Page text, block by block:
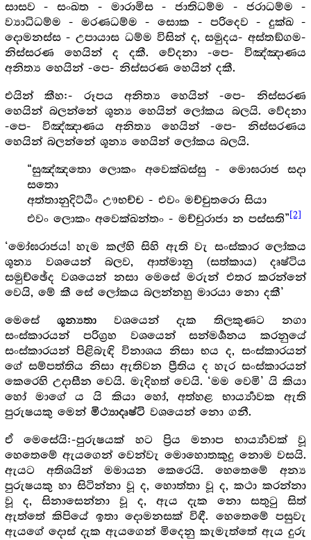
සාසව - සංඛත - මාරාමිස - ජාතිධම්ම - ජරාධම්ම -
ව්‍යාධිධම්ම - මරණධම්ම - සොක - පරිදෙව - දුක්ඛ -
දොමනස්ස - උපායාස ධම්ම විසින් ද, සමුදය- අස්තඞ්ගම-
නිස්සරණ හෙයින් ද දකී. වේදනා -පෙ- විඤ්ඤාණය
අනිත්‍ය හෙයින් -පෙ- නිස්සරණ හෙයින් දකී.
එයින් කීහ:- රූපය අනිත්‍ය හෙයින් -පෙ- නිස්සරණ
හෙයින් බලන්නේ ශූන්‍ය හෙයින් ලෝකය බලයි. වේදනා
-පෙ- විඤ්ඤාණය අනිත්‍ය හෙයින් -පෙ- නිස්සරණය
හෙයින් බලන්නේ ශූන්‍ය හෙයින් ලෝකය බලයි.
“සුඤ්ඤතො ලොකං අවෙක්ඛස්සු - මොඝරාජ සදා
සතො
අත්තානුදිට්ඨිං ඌභච්ච - එවං මච්චුතරො සියා
එවං ලොකං අවෙක්ඛන්තං - මච්චුරාජා න පස්සති”[2]
‘මෝඝරාජය! හැම කල්හි සිහි ඇති වැ සංස්කාර ලෝකය
ශූන්‍ය වශයෙන් බලව, ආත්මානු (සත්කාය) දෘෂ්ටිය
සමුච්ඡේද වශයෙන් නසා මෙසේ මරුන් එතර කරන්නේ
වෙයි, මේ කී සේ ලෝකය බලන්නහු මාරයා නො දකී’
මෙසේ ශූන්‍යතාවශයෙන් දැක තිලකුණට නගා
සංස්කාරයන් පරිග්‍ර‍හ වශයෙන් සන්මර්‍ශනය කරනුයේ
සංස්කාරයන් පිළිබැඳි විනාශය නිසා භය ද, සංස්කාරයන්
ගේ සම්පත්තිය නිසා ඇතිවන ප්‍රීතිය ද හැර සංස්කාරයන්
කෙරෙහි උදාසීන වෙයි. මැදිහත් වෙයි. ‘මම වෙමි’ යි කියා
හෝ මාගේ ය යි කියා හෝ, අත්හළ භාර්‍ය්‍යාවක ඇති
පුරුෂයකු මෙන් මිථ්‍යාදෘෂ්ටි වශයෙන් නො ගනී.
ඒ මෙසේයි:-පුරුෂයක් හට ප්‍රිය මනාප භාර්‍ය්‍යාවක් වූ
හෙතෙමේ ඇයගෙන් වෙන්වැ මොහොතකුදු නොම වසයි.
ඇයට අතිශයින් මමායන කෙරෙයි. හෙතෙමේ අන්‍ය
පුරුෂයකු හා සිටින්නා වූ ද, හොත්තා වූ ද, කථා කරන්නා
වූ ද, සිනාසෙන්නා වූ ද, ඇය දැක නො සතුටු සිත්
ඇත්තේ කිපියේ ඉතා දොමනසක් විඳී. හෙතෙමේ පසුවැ
ඇයගේ දොස් දැක ඇයගෙන් මිදෙනු කැමැත්තේ ඇය දුරු